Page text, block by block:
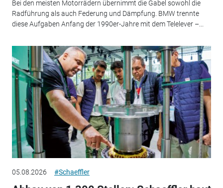
Bei den meisten Motorrädern übernimmt die Gabel sowohl die
Radführung als auch Federung und Dämpfung. BMW trennte
diese Aufgaben Anfang der 1990er-Jahre mit dem Telelever –...
05.08.2026 #Schaeffler